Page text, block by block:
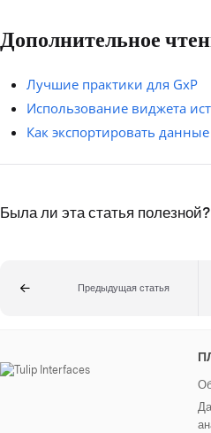
Дополнительное
Лучшие практики для GxP
Использование виджета
Как экспортировать
Была ли эта статья полезной?
Предыдущая статья